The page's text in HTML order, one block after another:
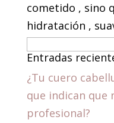
cometido , sino
hidratación ,
Entradas
¿Tu cuero
que indican
profesional?